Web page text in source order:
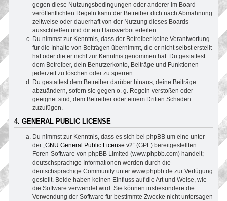
gegen diese Nutzungsbedingungen oder anderer im Board
veröffentlichten Regeln kann der Betreiber dich nach Abmahnung
zeitweise oder dauerhaft von der Nutzung dieses Boards
ausschließen und dir ein Hausverbot erteilen.
Du nimmst zur Kenntnis, dass der Betreiber keine Verantwortung
für die Inhalte von Beiträgen übernimmt, die er nicht selbst erstellt
hat oder die er nicht zur Kenntnis genommen hat. Du gestattest
dem Betreiber, dein Benutzerkonto, Beiträge und Funktionen
jederzeit zu löschen oder zu sperren.
Du gestattest dem Betreiber darüber hinaus, deine Beiträge
abzuändern, sofern sie gegen o. g. Regeln verstoßen oder
geeignet sind, dem Betreiber oder einem Dritten Schaden
zuzufügen.
4. GENERAL PUBLIC LICENSE
Du nimmst zur Kenntnis, dass es sich bei phpBB um eine unter
der „GNU General Public License v2“ (GPL) bereitgestellten
Foren-Software von phpBB Limited (www.phpbb.com) handelt;
deutschsprachige Informationen werden durch die
deutschsprachige Community unter www.phpbb.de zur Verfügung
gestellt. Beide haben keinen Einfluss auf die Art und Weise, wie
die Software verwendet wird. Sie können insbesondere die
Verwendung der Software für bestimmte Zwecke nicht untersagen